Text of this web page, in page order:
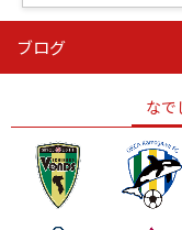
ニッパツ
ニッパツ
ブログ
なで